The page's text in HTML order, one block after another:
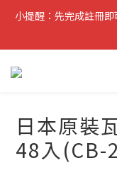
分兩階段送購物金：
小提醒：先完成註冊
複製分享連結給
分兩階段送購物金：
日本原裝
48入(CB-